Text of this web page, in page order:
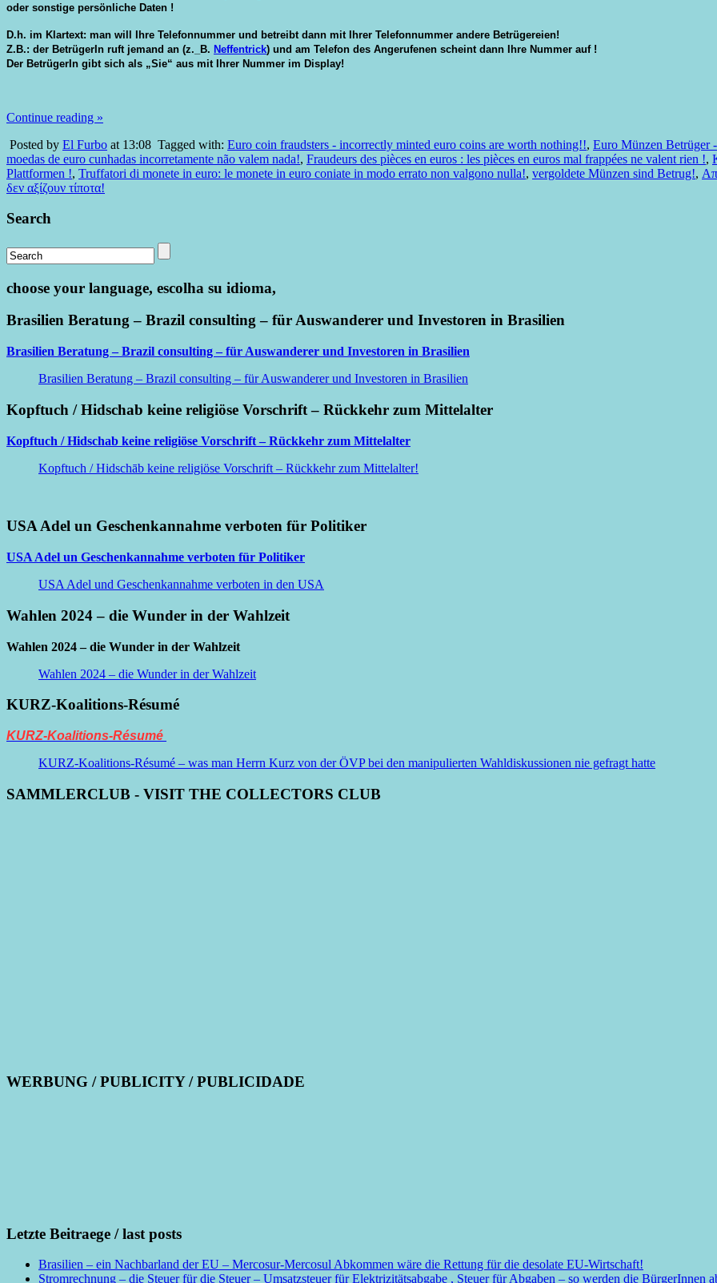
oder sonstige persönliche Daten !
D.h. im Klartext: man will Ihre Telefonnummer und betreibt dann mit Ihrer Telefonnummer andere Betrügereien!
Z.B.: der BetrügerIn ruft jemand an (z._B. Neffentrick) und am Telefon des Angerufenen scheint dann Ihre Nummer auf !
Der BetrügerIn gibt sich als „Sie“ aus mit Ihrer Nummer im Display!
Continue reading »
Posted by El Furbo at 13:08 Tagged with: Euro coin fraudsters - incorrectly minted euro coins are worth nothing!!, Euro Münzen Betrüger
moedas de euro cunhadas incorretamente não valem nada!, Fraudeurs des pièces en euros : les pièces en euros mal frappées ne valent rien !,
Plattformen !, Truffatori di monete in euro: le monete in euro coniate in modo errato non valgono nulla!, vergoldete Münzen sind Betrug!,
δεν αξίζουν τίποτα!
Search
choose your language, escolha su idioma,
Brasilien Beratung – Brazil consulting – für Auswanderer und Investoren in Brasilien
Brasilien Beratung – Brazil consulting – für Auswanderer und Investoren in Brasilien
Brasilien Beratung – Brazil consulting – für Auswanderer und Investoren in Brasilien
Kopftuch / Hidschab keine religiöse Vorschrift – Rückkehr zum Mittelalter
Kopftuch / Hidschab keine religiöse Vorschrift – Rückkehr zum Mittelalter
Kopftuch / Hidschāb keine religiöse Vorschrift – Rückkehr zum Mittelalter!
USA Adel un Geschenkannahme verboten für Politiker
USA Adel un Geschenkannahme verboten für Politiker
USA Adel und Geschenkannahme verboten in den USA
Wahlen 2024 – die Wunder in der Wahlzeit
Wahlen 2024 – die Wunder in der Wahlzeit
Wahlen 2024 – die Wunder in der Wahlzeit
KURZ-Koalitions-Résumé
KURZ-Koalitions-Résumé
KURZ-Koalitions-Résumé – was man Herrn Kurz von der ÖVP bei den manipulierten Wahldiskussionen nie gefragt hatte
SAMMLERCLUB - VISIT THE COLLECTORS CLUB
WERBUNG / PUBLICITY / PUBLICIDADE
Letzte Beitraege / last posts
Brasilien – ein Nachbarland der EU – Mercosur-Mercosul Abkommen wäre die Rettung für die desolate EU-Wirtschaft!
Stromrechnung – die Steuer für die Steuer – Umsatzsteuer für Elektrizitätsabgabe , Steuer für Abgaben – so werden die BürgerInnen